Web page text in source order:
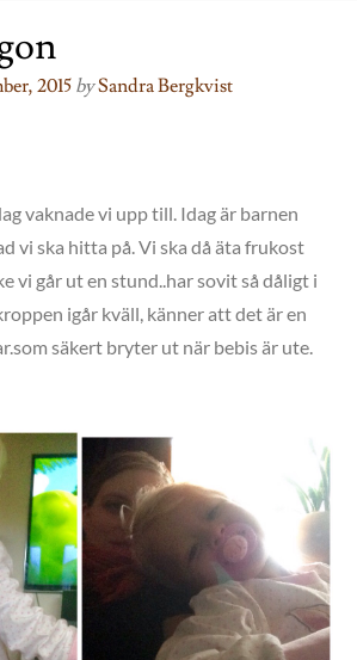
2015bySandra Bergkvist
vaknade vi upp till. Idag är barnen
vi ska hitta på. Vi ska då äta frukost
vi går ut en stund..har sovit så dåligt i
igår kväll, känner att det är en
säkert bryter ut när bebis är ute.